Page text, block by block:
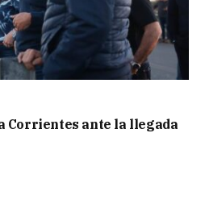
Corrientes ante la llegada